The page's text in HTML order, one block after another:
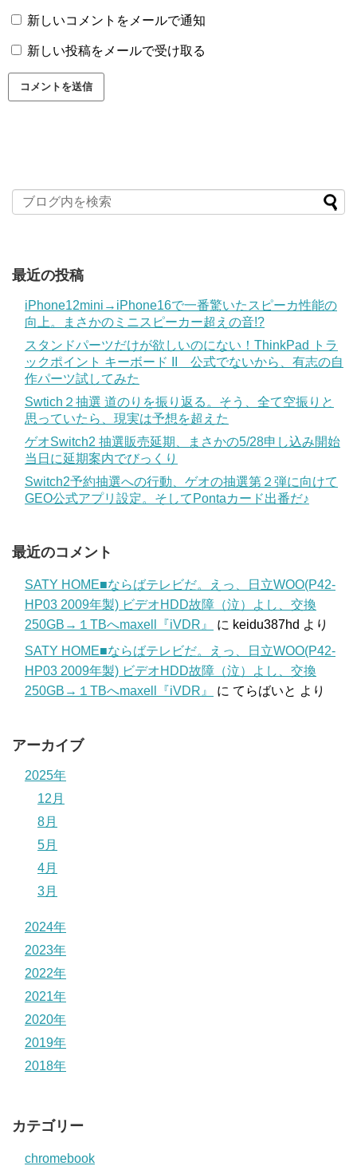
新しいコメントをメールで通知
新しい投稿をメールで受け取る
最近の投稿
iPhone12mini→iPhone16で一番驚いたスピーカ性能の
向上。まさかのミニスピーカー超えの音!?
スタンドパーツだけが欲しいのにない！ThinkPad トラ
ックポイント キーボード II 公式でないから、有志の自
作パーツ試してみた
Swtich２抽選 道のりを振り返る。そう、全て空振りと
思っていたら、現実は予想を超えた
ゲオSwitch2 抽選販売延期、まさかの5/28申し込み開始
当日に延期案内でびっくり
Switch2予約抽選への行動、ゲオの抽選第２弾に向けて
GEO公式アプリ設定。そしてPontaカード出番だ♪
最近のコメント
SATY HOME■ならばテレビだ。えっ、日立WOO(P42-
HP03 2009年製) ビデオHDD故障（泣）よし、交換
250GB→１TBへmaxell『iVDR』
に keidu387hd より
SATY HOME■ならばテレビだ。えっ、日立WOO(P42-
HP03 2009年製) ビデオHDD故障（泣）よし、交換
250GB→１TBへmaxell『iVDR』
に てらばいと より
アーカイブ
2025年
12月
8月
5月
4月
3月
2024年
2023年
2022年
2021年
2020年
2019年
2018年
カテゴリー
chromebook